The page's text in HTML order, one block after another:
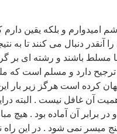
امیدوارم و بلکه یقین
آنقدر دنبال می کنند تا به
مسلط باشند و رشته ای بر
دارد و مسلم است که
کرده است هرگز زیر بار
غافل نیست . البته
برابر آن آماده بود . هیچ
میسر نمی شود . در این